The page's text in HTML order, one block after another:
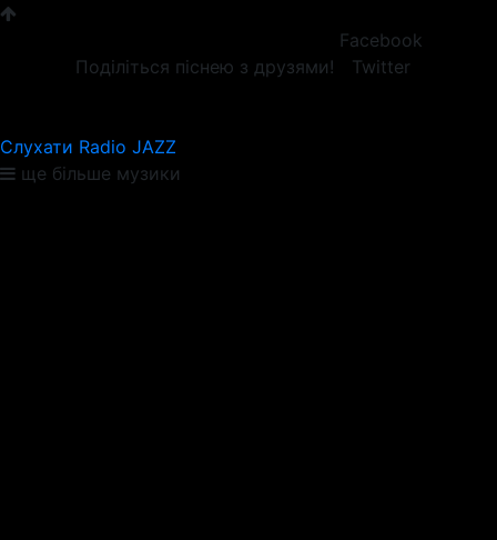
Поділіться піснею з друзями!
Facebook
Twitter
Слухати Radio JAZZ
ще більше музики